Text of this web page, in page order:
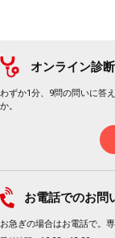
オンライン診断
わずか1分、9問の問いに答
か。
お電話でのお問
お急ぎの場合はお電話で。